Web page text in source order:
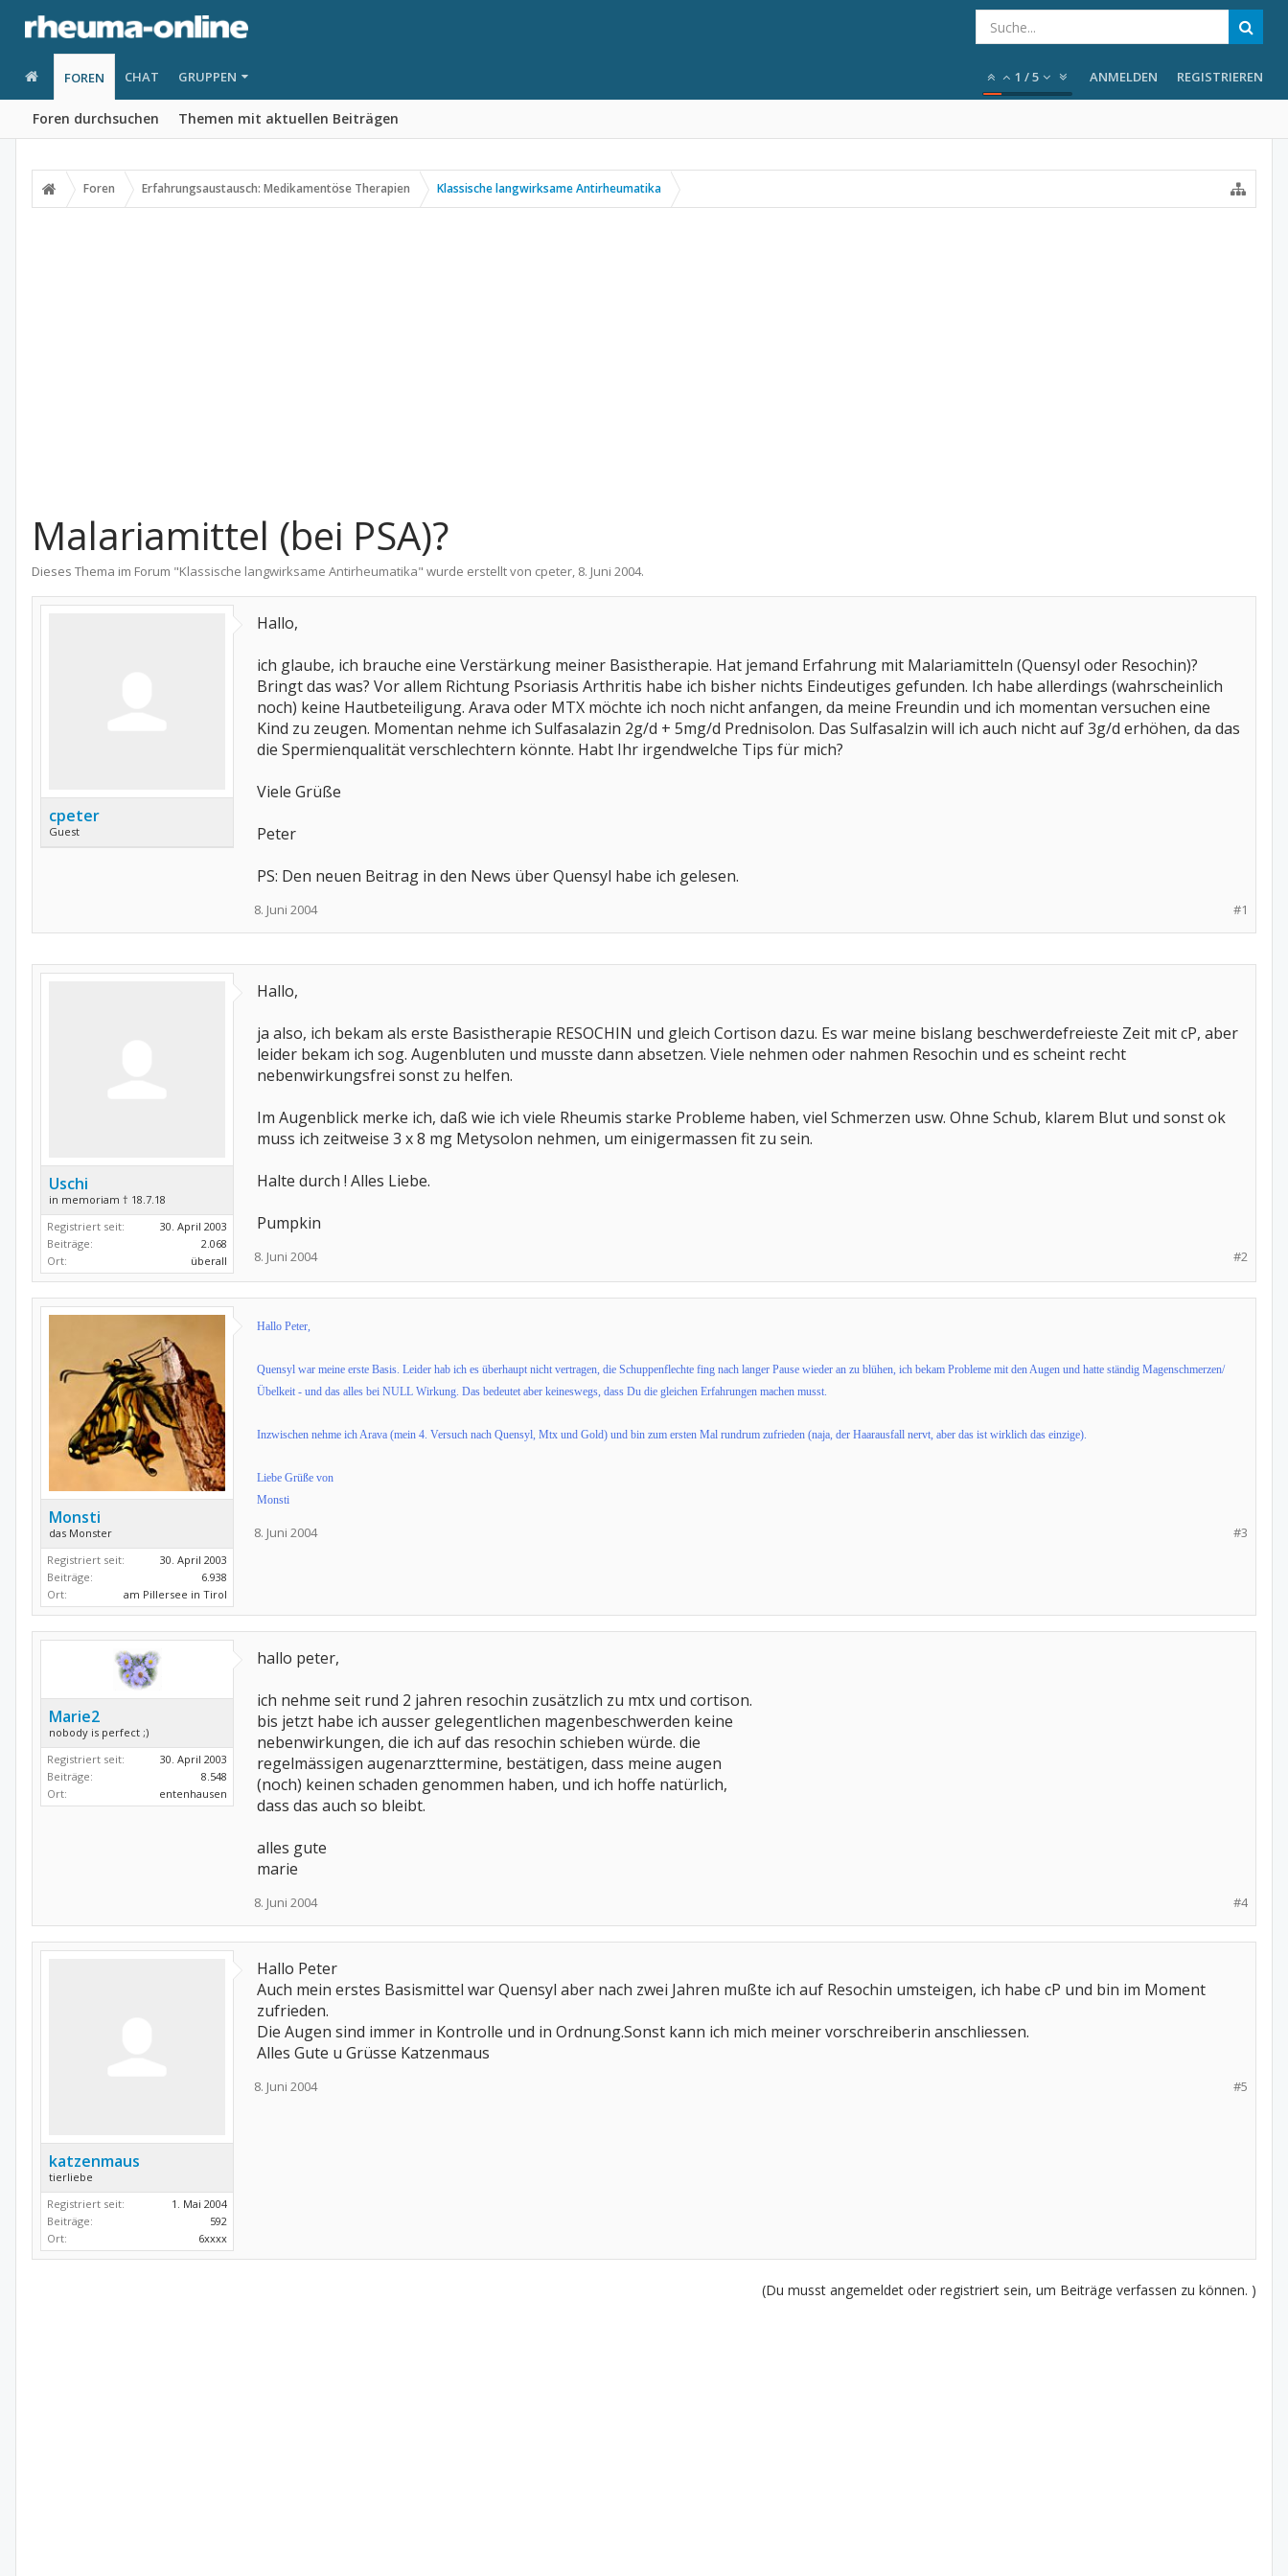
FOREN
Foren durchsuchen Themen mit aktuellen Beiträgen
CHAT GRUPPEN 1 /5 ANMELDEN REGISTRIEREN
Foren Erfahrungsaustausch: Medikamentöse Therapien Klassische langwirksame Antirheumatika
Malariamittel (bei PSA)?
Dieses Thema im Forum "Klassische langwirksame Antirheumatika" wurde erstellt von cpeter, 8. Juni 2004.
cpeter
Guest
Hallo,
ich glaube, ich brauche eine Verstärkung meiner Basistherapie. Hat jemand Erfahrung mit Malariamitteln (Quensyl oder Resochin)?
Bringt das was? Vor allem Richtung Psoriasis Arthritis habe ich bisher nichts Eindeutiges gefunden. Ich habe allerdings (wahrscheinlich
noch) keine Hautbeteiligung. Arava oder MTX möchte ich noch nicht anfangen, da meine Freundin und ich momentan versuchen eine
Kind zu zeugen. Momentan nehme ich Sulfasalazin 2g/d + 5mg/d Prednisolon. Das Sulfasalzin will ich auch nicht auf 3g/d erhöhen, da das
die Spermienqualität verschlechtern könnte. Habt Ihr irgendwelche Tips für mich?
Viele Grüße
Peter
PS: Den neuen Beitrag in den News über Quensyl habe ich gelesen.
#1
8. Juni 2004
Uschi
in memoriam † 18.7.18
Registriert seit:
30. April 2003
Beiträge:
2.068
Ort:
überall
Hallo,
ja also, ich bekam als erste Basistherapie RESOCHIN und gleich Cortison dazu. Es war meine bislang beschwerdefreieste Zeit mit cP, aber
leider bekam ich sog. Augenbluten und musste dann absetzen. Viele nehmen oder nahmen Resochin und es scheint recht
nebenwirkungsfrei sonst zu helfen.
Im Augenblick merke ich, daß wie ich viele Rheumis starke Probleme haben, viel Schmerzen usw. Ohne Schub, klarem Blut und sonst ok
muss ich zeitweise 3 x 8 mg Metysolon nehmen, um einigermassen fit zu sein.
Halte durch ! Alles Liebe.
Pumpkin
#2
8. Juni 2004
Monsti
das Monster
Registriert seit:
30. April 2003
Beiträge:
6.938
Ort:
am Pillersee in Tirol
Hallo Peter,
Quensyl war meine erste Basis. Leider hab ich es überhaupt nicht vertragen, die Schuppenflechte fing nach langer Pause wieder an zu blühen, ich bekam Probleme mit den Augen und hatte ständig Magenschmerzen/
Übelkeit - und das alles bei NULL Wirkung. Das bedeutet aber keineswegs, dass Du die gleichen Erfahrungen machen musst.
Inzwischen nehme ich Arava (mein 4. Versuch nach Quensyl, Mtx und Gold) und bin zum ersten Mal rundrum zufrieden (naja, der Haarausfall nervt, aber das ist wirklich das einzige).
Liebe Grüße von
Monsti
#3
8. Juni 2004
Marie2
nobody is perfect ;)
Registriert seit:
30. April 2003
Beiträge:
8.548
Ort:
entenhausen
hallo peter,
ich nehme seit rund 2 jahren resochin zusätzlich zu mtx und cortison.
bis jetzt habe ich ausser gelegentlichen magenbeschwerden keine
nebenwirkungen, die ich auf das resochin schieben würde. die
regelmässigen augenarzttermine, bestätigen, dass meine augen
(noch) keinen schaden genommen haben, und ich hoffe natürlich,
dass das auch so bleibt.
alles gute
marie
#4
8. Juni 2004
katzenmaus
tierliebe
Registriert seit:
1. Mai 2004
Beiträge:
592
Ort:
6xxxx
Hallo Peter
Auch mein erstes Basismittel war Quensyl aber nach zwei Jahren mußte ich auf Resochin umsteigen, ich habe cP und bin im Moment
zufrieden.
Die Augen sind immer in Kontrolle und in Ordnung.Sonst kann ich mich meiner vorschreiberin anschliessen.
Alles Gute u Grüsse Katzenmaus
#5
8. Juni 2004
(Du musst angemeldet oder registriert sein, um Beiträge verfassen zu können. )